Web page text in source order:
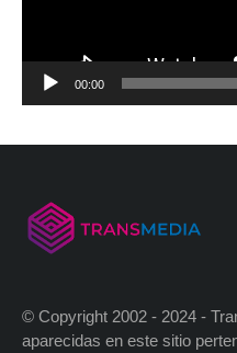
00:00
© Copyright 2002 - 2024 -
aparecidas en este sitio